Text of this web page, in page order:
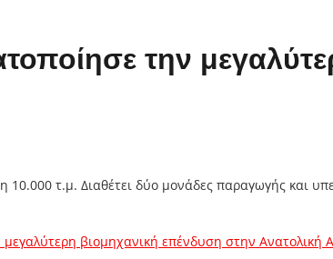
την
10.000 τ.μ. Διαθέτει δύο μονάδες παραγωγής και
βιομηχανική επένδυση στην Ανατολική